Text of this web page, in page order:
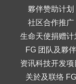
夥伴赞助计划
社区合作推广
生命天使捐赠计
FG 团队及夥伴
资讯科技开发项
关於及联络 FG